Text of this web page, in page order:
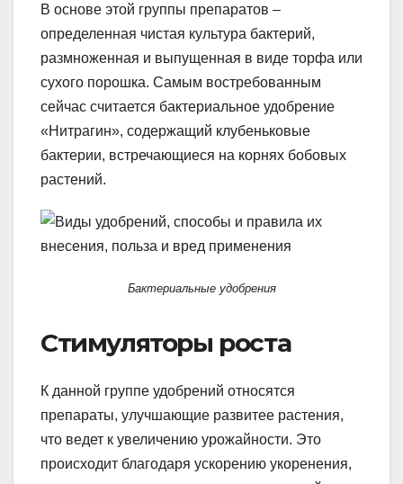
В основе этой группы препаратов –
определенная чистая культура бактерий,
размноженная и выпущенная в виде торфа или
сухого порошка. Самым востребованным
сейчас считается бактериальное удобрение
«Нитрагин», содержащий клубеньковые
бактерии, встречающиеся на корнях бобовых
растений.
Бактериальные удобрения
Стимуляторы роста
К данной группе удобрений относятся
препараты, улучшающие развитее растения,
что ведет к увеличению урожайности. Это
происходит благодаря ускорению укоренения,